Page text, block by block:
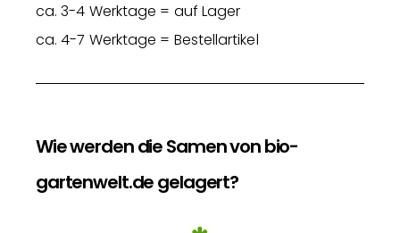
ca. 3-4 Werktage = auf Lager
ca. 4-7 Werktage = Bestellartikel
Wie werden die Samen von bio-
gartenwelt.de gelagert?